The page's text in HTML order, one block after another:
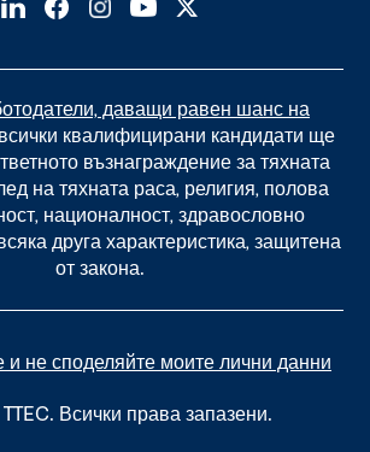
даващи равен шанс на
квалифицирани кандидати ще
възнаграждение за тяхната
на тяхната раса, религия, полова
националност, здравословно
друга характеристика, защитена
от закона.
и не споделяйте моите лични данни
Всички права запазени.